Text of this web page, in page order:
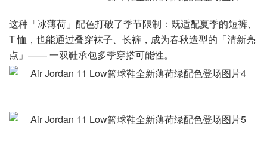
这种「冰薄荷」配色打破了季节限制：既适配夏季的短裤、
T 恤，也能通过叠穿袜子、长裤，成为春秋造型的「清新亮
点」—— 一双鞋承包多季穿搭可能性。